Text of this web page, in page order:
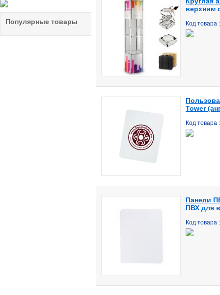
Популярные товары
верхним
Код товара
Tower
Код товара
Панели
ПВХ для
Код товара